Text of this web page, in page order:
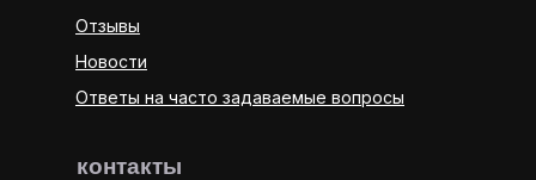
контакты
Ответы на часто задаваемые вопросы
Новости
Отзывы